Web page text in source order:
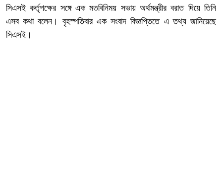
সিএসই কর্তৃপক্ষের সঙ্গে এক মতবিনিময় সভায় অর্থমন্ত্রীর বরাত দিয়ে তিনি
এসব কথা বলেন। বৃহস্পতিবার এক সংবাদ বিজ্ঞপ্তিতে এ তথ্য জানিয়েছে
সিএসই।